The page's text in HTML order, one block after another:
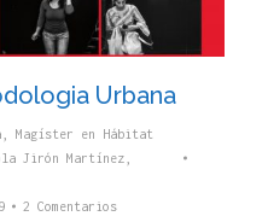
Urbana
Magíster en Hábitat
Jirón Martínez
2 Comentarios